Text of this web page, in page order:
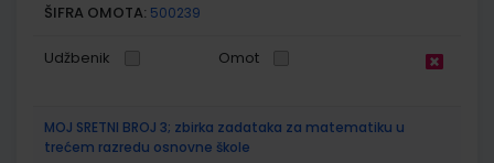
ŠIFRA OMOTA: 500239
Udžbenik Omot
MOJ SRETNI BROJ 3; zbirka zadataka za matematiku u
trećem razredu osnovne škole